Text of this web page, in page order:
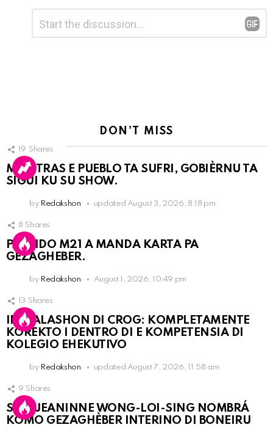
Reply
DON'T MISS
19 Shares
MIENTRAS E PUEBLO TA SUFRI, GOBIÈRNU TA
SIGUI KU SU SHOW.
by Redakshon updated August 3, 2026, 8:18 pm
8 Shares
PARTIDO M21 A MANDA KARTA PA
GEZAGHEBER.
by Redakshon August 1, 2026, 10:49 pm
13 Shares
INSTALASHON DI CROG: KOMPLETAMENTE
KOREKTO I DENTRO DI E KOMPETENSIA DI
KOLEGIO EHEKUTIVO
by Redakshon updated August 7, 2026, 11:58 am
9 Shares
SRA. JEANINNE WONG-LOI-SING NOMBRÁ
KOMO GEZAGHÈBER INTERINO DI BONEIRU